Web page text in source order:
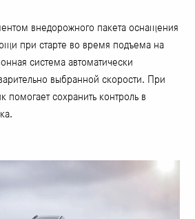
внедорожного пакета оснащения
при старте во время подъема на
система автоматически
выбранной скорости. При
сохранить контроль в